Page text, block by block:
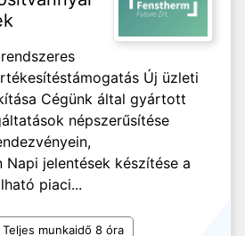
Új üzleti
Cégünk által gyártott
népszerűsítése
jelentések készítése a
piaci...
Teljes munkaidő 8 óra